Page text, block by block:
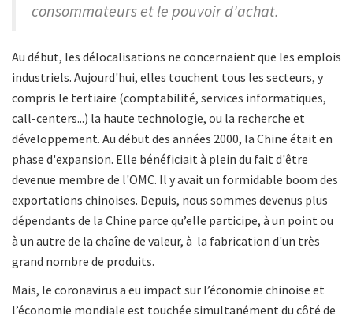
consommateurs et le pouvoir d'achat.
Au début, les délocalisations ne concernaient que les emplois
industriels. Aujourd'hui, elles touchent tous les secteurs, y
compris le tertiaire (comptabilité, services informatiques,
call-centers...) la haute technologie, ou la recherche et
développement. Au début des années 2000, la Chine était en
phase d'expansion. Elle bénéficiait à plein du fait d'être
devenue membre de l'OMC. Il y avait un formidable boom des
exportations chinoises. Depuis, nous sommes devenus plus
dépendants de la Chine parce qu’elle participe, à un point ou
à un autre de la chaîne de valeur, à la fabrication d'un très
grand nombre de produits.
Mais, le coronavirus a eu impact sur l’économie chinoise et
l’économie mondiale est touchée simultanément du côté de